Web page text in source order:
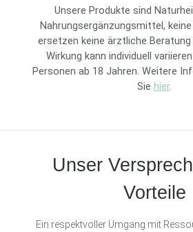
Unsere Produkte sind
Nahrungsergänzungsmittel,
ersetzen keine ärztliche Beratung
Wirkung kann individuell
Personen ab 18 Jahren. Weitere
Sie hier.
Unser
Vorteile
Ein respektvoller Umgang mit